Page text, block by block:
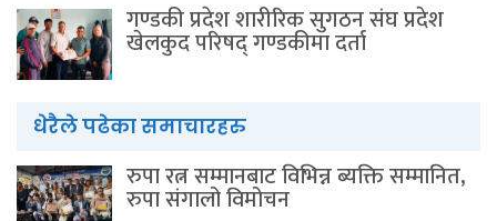
गण्डकी प्रदेश शारीरिक सुगठन संघ प्रदेश
खेलकुद परिषद् गण्डकीमा दर्ता
धेरैले पढेका समाचारहरु
रुपा रत्न सम्मानबाट विभिन्न ब्यक्ति सम्मानित,
रुपा संगालो विमोचन